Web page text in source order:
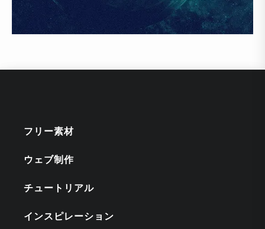
フリー素材
ウェブ制作
チュートリアル
インスピレーション